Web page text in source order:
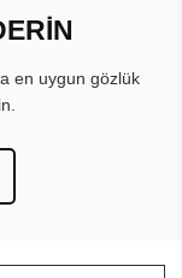
en uygun gözlük